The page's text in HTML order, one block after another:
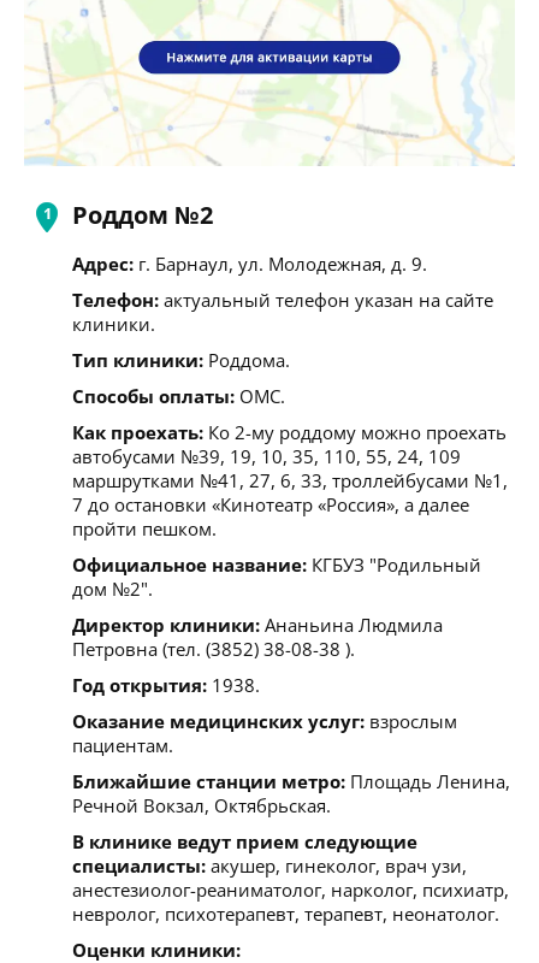
Роддом №2
Адрес: г. Барнаул, ул. Молодежная, д. 9.
Телефон: актуальный телефон указан на сайте
клиники.
Тип клиники: Роддома.
Способы оплаты: ОМС.
Как проехать: Ко 2-му роддому можно проехать
автобусами №39, 19, 10, 35, 110, 55, 24, 109
маршрутками №41, 27, 6, 33, троллейбусами №1,
7 до остановки «Кинотеатр «Россия», а далее
пройти пешком.
Официальное название: КГБУЗ "Родильный
дом №2".
Директор клиники: Ананьина Людмила
Петровна (тел. (3852) 38-08-38 ).
Год открытия: 1938.
Оказание медицинских услуг: взрослым
пациентам.
Ближайшие станции метро: Площадь Ленина,
Речной Вокзал, Октябрьская.
В клинике ведут прием следующие
специалисты: акушер, гинеколог, врач узи,
анестезиолог-реаниматолог, нарколог, психиатр,
невролог, психотерапевт, терапевт, неонатолог.
Оценки клиники: